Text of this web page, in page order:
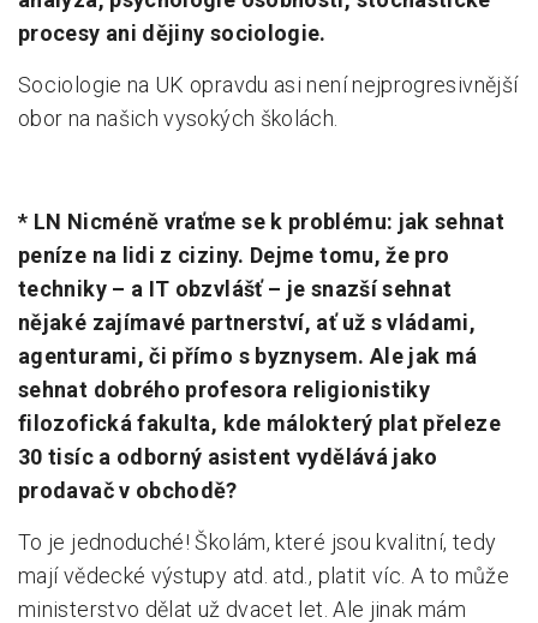
procesy ani dějiny sociologie.
Sociologie na UK opravdu asi není nejprogresivnější
obor na našich vysokých školách.
* LN Nicméně vraťme se k problému: jak sehnat
peníze na lidi z ciziny. Dejme tomu, že pro
techniky – a IT obzvlášť – je snazší sehnat
nějaké zajímavé partnerství, ať už s vládami,
agenturami, či přímo s byznysem. Ale jak má
sehnat dobrého profesora religionistiky
filozofická fakulta, kde málokterý plat přeleze
30 tisíc a odborný asistent vydělává jako
prodavač v obchodě?
To je jednoduché! Školám, které jsou kvalitní, tedy
mají vědecké výstupy atd. atd., platit víc. A to může
ministerstvo dělat už dvacet let. Ale jinak mám